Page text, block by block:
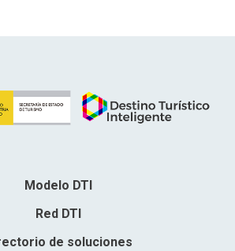
Modelo DTI
Red DTI
de soluciones